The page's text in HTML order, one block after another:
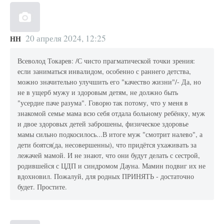
НН 20 апреля 2024, 12:25
Всеволод Токарев: /С чисто прагматической точки зрения:
если заниматься инвалидом, особенно с раннего детства,
можно значительно улучшить его "качество жизни"/- Да, но
не в ущерб мужу и здоровым детям, не должно быть
"усердие паче разума". Говорю так потому, что у меня в
знакомой семье мама всю себя отдала больному ребёнку, муж
и двое здоровых детей заброшены, физическое здоровье
мамы сильно подкосилось...В итоге муж "смотрит налево", а
дети боятся(да, несовершенны), что придётся ухаживать за
лежачей мамой. И не знают, что они будут делать с сестрой,
родившейся с ЦДП и синдромом Дауна. Мамин подвиг их не
вдохновил. Пожалуй, для родных ПРИНЯТЬ - достаточно
будет. Простите.